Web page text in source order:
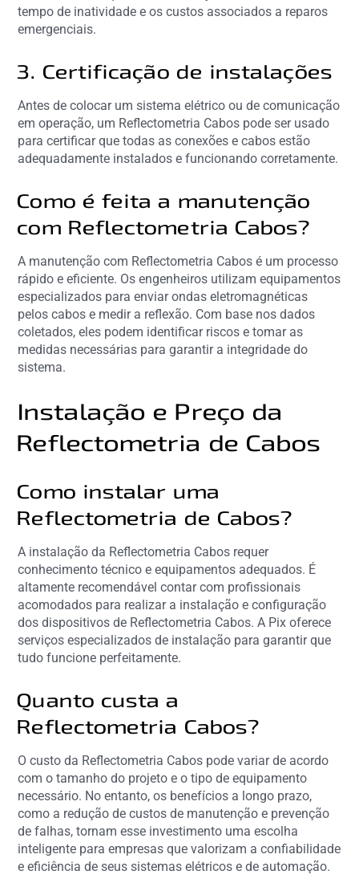
tempo de inatividade e os custos associados a reparos
emergenciais.
3. Certificação de instalações
Antes de colocar um sistema elétrico ou de comunicação
em operação, um Reflectometria Cabos pode ser usado
para certificar que todas as conexões e cabos estão
adequadamente instalados e funcionando corretamente.
Como é feita a manutenção
com Reflectometria Cabos?
A manutenção com Reflectometria Cabos é um processo
rápido e eficiente. Os engenheiros utilizam equipamentos
especializados para enviar ondas eletromagnéticas
pelos cabos e medir a reflexão. Com base nos dados
coletados, eles podem identificar riscos e tomar as
medidas necessárias para garantir a integridade do
sistema.
Instalação e Preço da
Reflectometria de Cabos
Como instalar uma
Reflectometria de Cabos?
A instalação da Reflectometria Cabos requer
conhecimento técnico e equipamentos adequados. É
altamente recomendável contar com profissionais
acomodados para realizar a instalação e configuração
dos dispositivos de Reflectometria Cabos. A Pix oferece
serviços especializados de instalação para garantir que
tudo funcione perfeitamente.
Quanto custa a
Reflectometria Cabos?
O custo da Reflectometria Cabos pode variar de acordo
com o tamanho do projeto e o tipo de equipamento
necessário. No entanto, os benefícios a longo prazo,
como a redução de custos de manutenção e prevenção
de falhas, tornam esse investimento uma escolha
inteligente para empresas que valorizam a confiabilidade
e eficiência de seus sistemas elétricos e de automação.